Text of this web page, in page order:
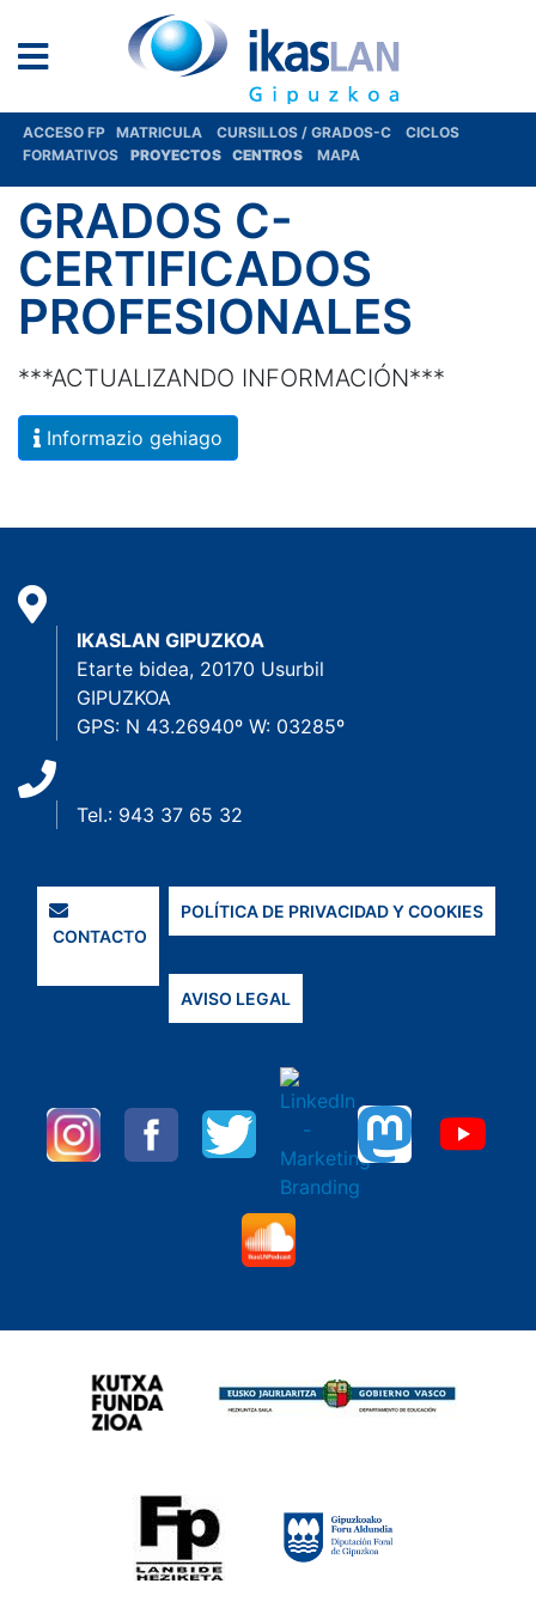
ACCESO FP MATRICULA CURSILLOS / GRADOS-C
CICLOS
FORMATIVOS
PROYECTOS CENTROS MAPA
GRADOS C-
CERTIFICADOS
PROFESIONALES
***ACTUALIZANDO INFORMACIÓN***
Informazio gehiago
IKASLAN GIPUZKOA
Etarte bidea, 20170 Usurbil
GIPUZKOA
GPS: N 43.26940º W: 03285º
Tel.: 943 37 65 32
CONTACTO
POLÍTICA DE PRIVACIDAD Y COOKIES
AVISO LEGAL